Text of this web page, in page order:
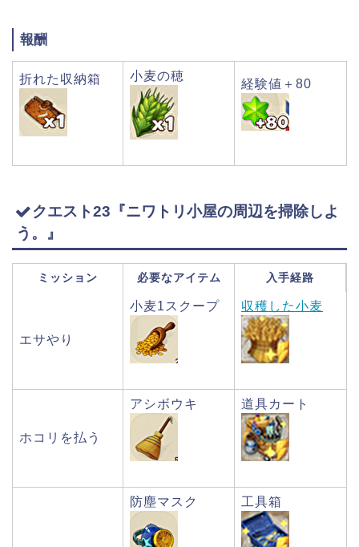
報酬
折れた収納箱 小麦の穂
経験値＋80
クエスト23『ニワトリ小屋の周辺を掃除しよ
う。』
ミッション 必要なアイテム 入手経路
エサやり
小麦1スクープ 収穫した小麦
ホコリを払う
アシボウキ 道具カート
防塵マスク 工具箱